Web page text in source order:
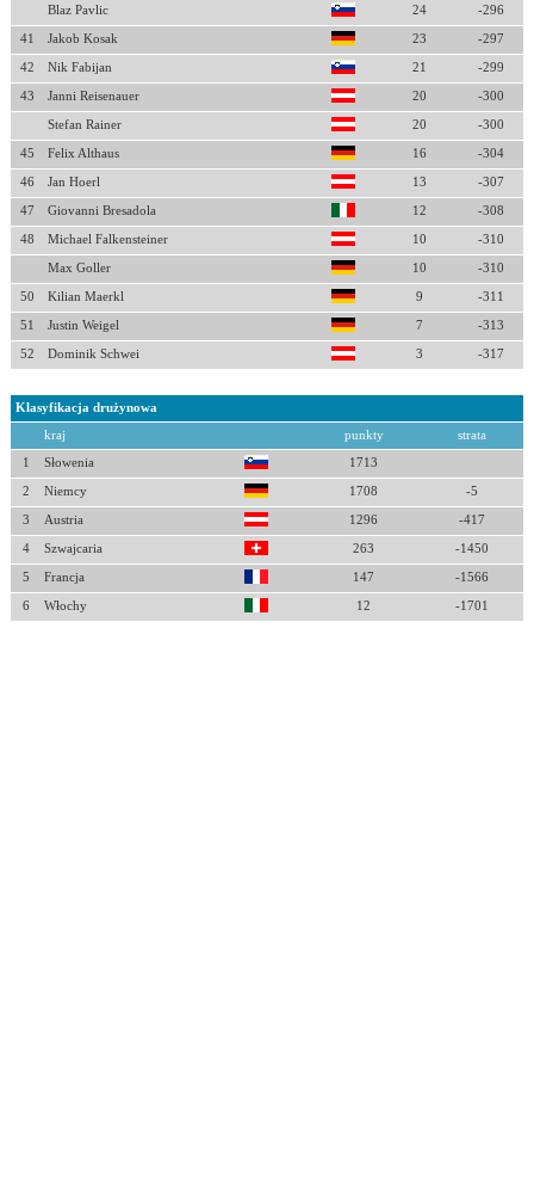
Blaz Pavlic 24 -296
41 Jakob Kosak 23 -297
42 Nik Fabijan 21 -299
43 Janni Reisenauer 20 -300
Stefan Rainer 20 -300
45 Felix Althaus 16 -304
46 Jan Hoerl 13 -307
47 Giovanni Bresadola 12 -308
48 Michael Falkensteiner 10 -310
Max Goller 10 -310
50 Kilian Maerkl 9 -311
51 Justin Weigel 7 -313
52 Dominik Schwei 3 -317
Klasyfikacja drużynowa
kraj punkty strata
1 Słowenia 1713
2 Niemcy 1708 -5
3 Austria 1296 -417
4 Szwajcaria 263 -1450
5 Francja 147 -1566
6 Włochy 12 -1701